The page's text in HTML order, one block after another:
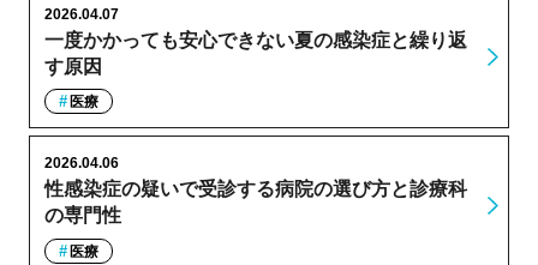
一度かかっても安心できない夏の感染症と繰り返
す原因
2026.04.07
医療
性感染症の疑いで受診する病院の選び方と診療科
の専門性
2026.04.06
医療